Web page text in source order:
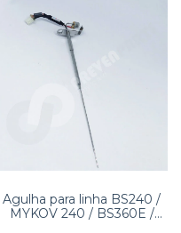
Agulha para linha BS240 /
MYKOV 240 / BS360E /